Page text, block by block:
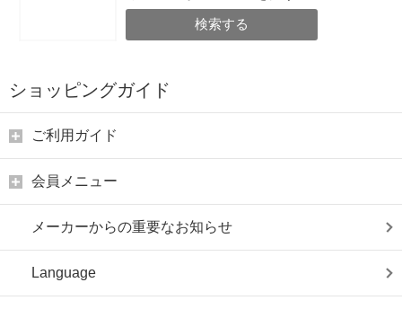
検索する
ショッピングガイド
ご利用ガイド
会員メニュー
メーカーからの重要なお知らせ
Language